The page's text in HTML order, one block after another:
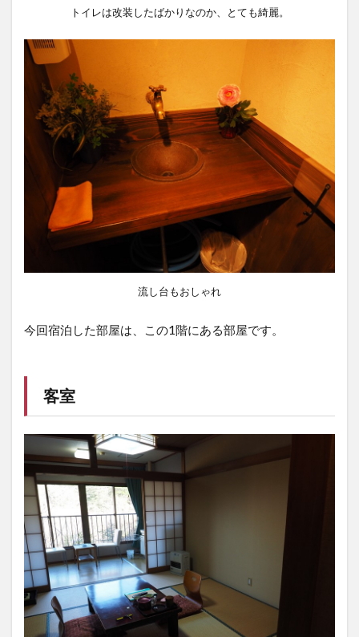
トイレは改装したばかりなのか、とても綺麗。
流し台もおしゃれ
今回宿泊した部屋は、この1階にある部屋です。
客室